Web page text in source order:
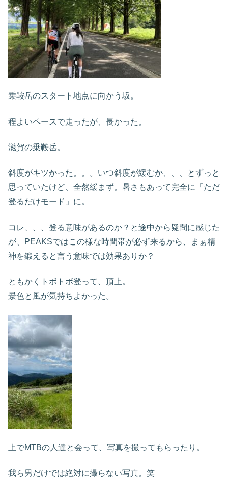
乗鞍岳のスタート地点に向かう坂。
程よいペースで走ったが、長かった。
滋賀の乗鞍岳。
斜度がキツかった。。。いつ斜度が緩むか、、、とずっと
思っていたけど、全然緩まず。暑さもあって完全に「ただ
登るだけモード」に。
コレ、、、登る意味があるのか？と途中から疑問に感じた
が、PEAKSではこの様な時間帯が必ず来るから、まぁ精
神を鍛えると言う意味では効果ありか？
ともかくトボトボ登って、頂上。
景色と風が気持ちよかった。
上でMTBの人達と会って、写真を撮ってもらったり。
我ら男だけでは絶対に撮らない写真。笑